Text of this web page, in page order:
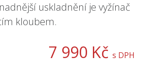
uskladnění je vyžínač
kloubem.
7 990 Kč s DPH